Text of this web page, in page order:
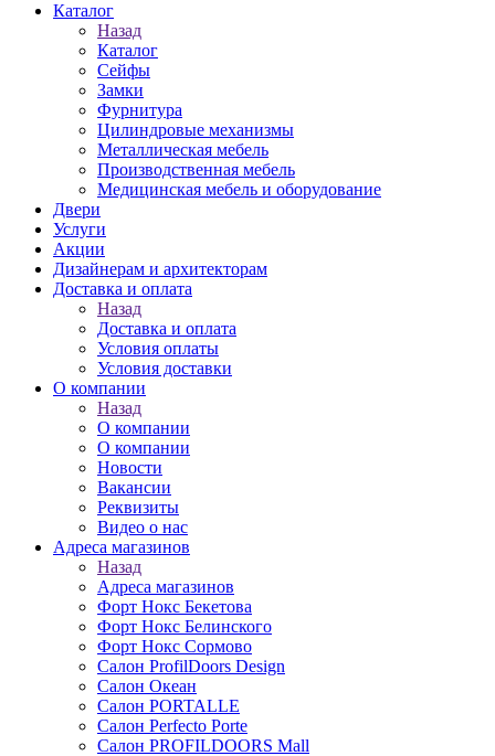
Каталог
Назад
Каталог
Сейфы
Замки
Фурнитура
Цилиндровые механизмы
Металлическая мебель
Производственная мебель
Медицинская мебель и оборудование
Двери
Услуги
Акции
Дизайнерам и архитекторам
Доставка и оплата
Назад
Доставка и оплата
Условия оплаты
Условия доставки
О компании
Назад
О компании
О компании
Новости
Вакансии
Реквизиты
Видео о нас
Адреса магазинов
Назад
Адреса магазинов
Форт Нокс Бекетова
Форт Нокс Белинского
Форт Нокс Сормово
Салон ProfilDoors Design
Салон Океан
Салон PORTALLE
Салон Perfecto Portе
Салон PROFILDOORS Mall